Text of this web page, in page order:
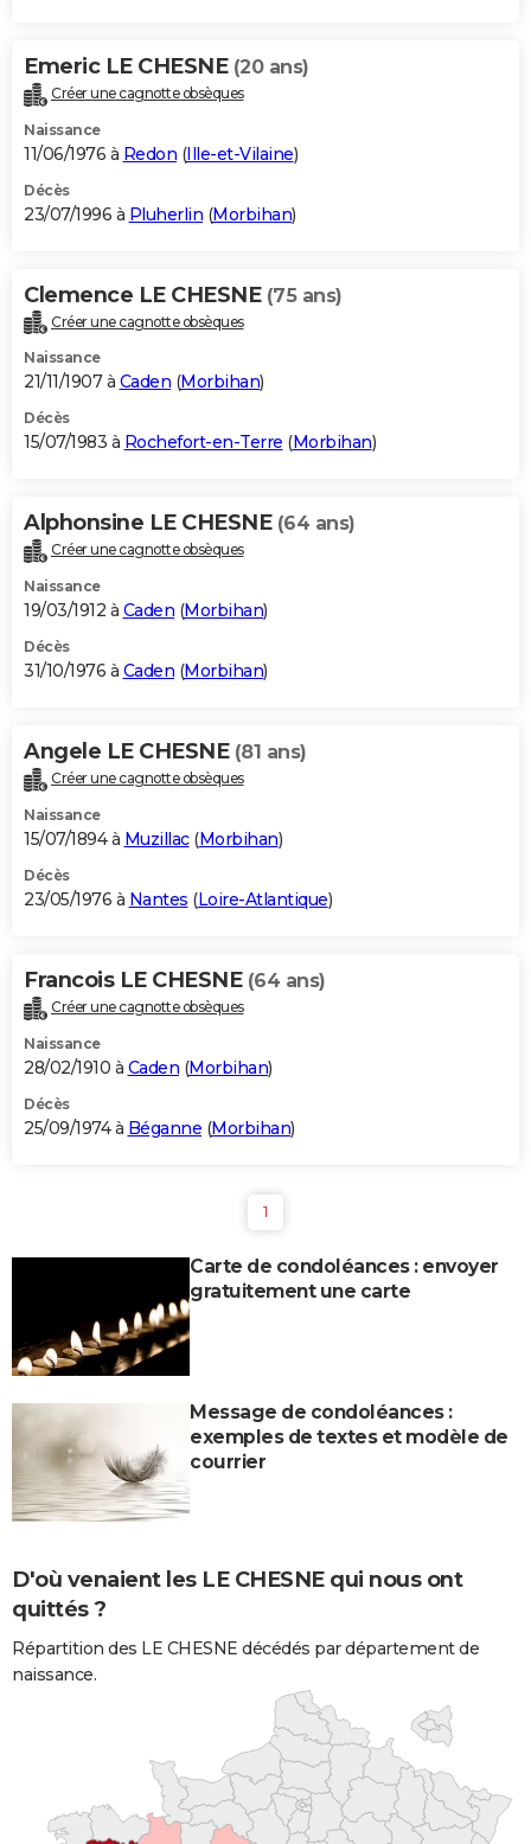
Emeric LE CHESNE (20 ans)
Créer une cagnotte obsèques
Naissance
11/06/1976 à Redon (Ille-et-Vilaine)
Décès
23/07/1996 à Pluherlin (Morbihan)
Clemence LE CHESNE (75 ans)
Créer une cagnotte obsèques
Naissance
21/11/1907 à Caden (Morbihan)
Décès
15/07/1983 à Rochefort-en-Terre (Morbihan)
Alphonsine LE CHESNE (64 ans)
Créer une cagnotte obsèques
Naissance
19/03/1912 à Caden (Morbihan)
Décès
31/10/1976 à Caden (Morbihan)
Angele LE CHESNE (81 ans)
Créer une cagnotte obsèques
Naissance
15/07/1894 à Muzillac(Morbihan)
Décès
23/05/1976 à Nantes (Loire-Atlantique)
Francois LE CHESNE (64 ans)
Créer une cagnotte obsèques
Naissance
28/02/1910 à Caden (Morbihan)
Décès
25/09/1974 à Béganne (Morbihan)
1
Carte de condoléances : envoyer
gratuitement une carte
Message de condoléances :
exemples de textes et modèle de
courrier
D'où venaient les LE CHESNE qui nous ont
quittés ?
Répartition des LE CHESNE décédés par département de
naissance.